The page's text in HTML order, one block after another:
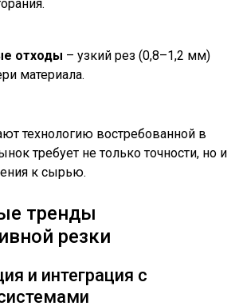
отходы – узкий рез (0,8–1,2 мм)
материала.
технологию востребованной в
требует не только точности, но и
к сырью.
тренды
резки
и интеграция с